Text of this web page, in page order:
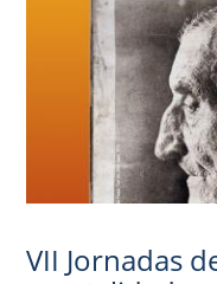
VII Jornadas